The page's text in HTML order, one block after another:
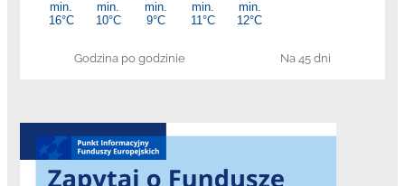
Godzina po godzinie Na 45 dni